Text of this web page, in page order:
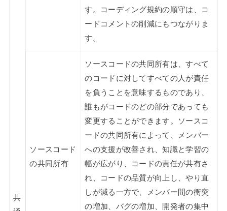
共
す。コーディング規約の順守は、コ
ードコメントの削減にもつながりま
す。
ソースコード
の共同所有
ソースコードの共同所有は、すべて
のコードに対してすべての人が責任
を負うことを意味するものであり、
誰もがコードのどの部分であっても
変更することができます。ソースコ
ードの共同所有によって、メンバー
への支援が改善され、知識と学習の
幅が広がり、コードの責任が共有さ
れ、コードの品質が向上し、やり直
しが減る一方で、メンバー間の衝突
の増加、バグの増加、開発者の集中